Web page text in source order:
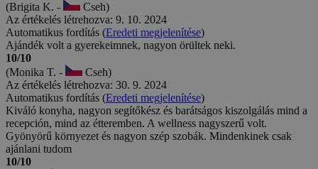
(Brigita K. -
Cseh)
Az értékelés létrehozva: 9. 10. 2024
Automatikus fordítás (Eredeti megjelenítése)
Ajándék volt a gyerekeimnek, nagyon örültek neki.
10/10
(Monika T. -
Cseh)
Az értékelés létrehozva: 30. 9. 2024
Automatikus fordítás (Eredeti megjelenítése)
Kiváló konyha, nagyon segítőkész és barátságos kiszolgálás mind a
recepción, mind az étteremben. A wellness nagyszerű volt.
Gyönyörű környezet és nagyon szép szobák. Mindenkinek csak
ajánlani tudom
10/10